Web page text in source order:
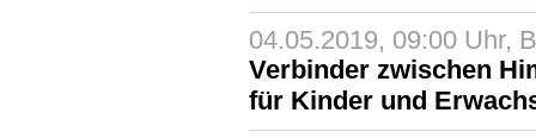
04.05.2019, 09:00 Uhr,
Verbinder zwischen
für Kinder und